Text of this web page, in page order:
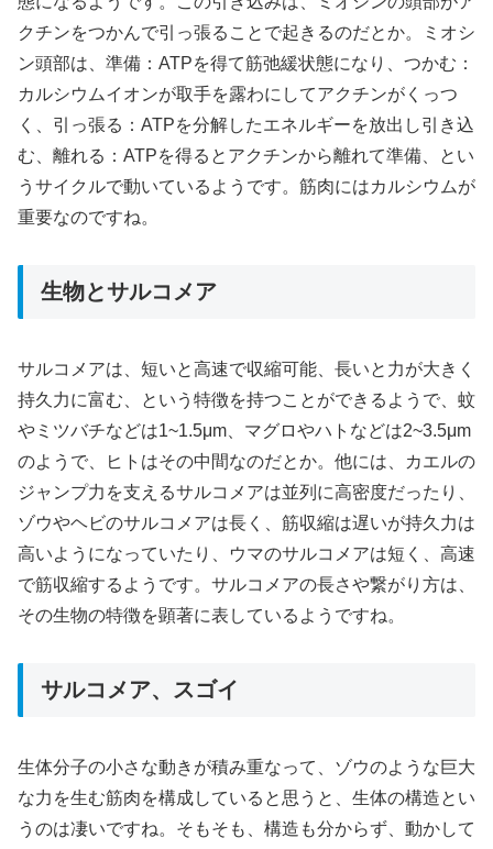
クチンをつかんで引っ張ることで起きるのだとか。ミオシ
ン頭部は、準備：ATPを得て筋弛緩状態になり、つかむ：
カルシウムイオンが取手を露わにしてアクチンがくっつ
く、引っ張る：ATPを分解したエネルギーを放出し引き込
む、離れる：ATPを得るとアクチンから離れて準備、とい
うサイクルで動いているようです。筋肉にはカルシウムが
重要なのですね。
生物とサルコメア
サルコメアは、短いと高速で収縮可能、長いと力が大きく
持久力に富む、という特徴を持つことができるようで、蚊
やミツバチなどは1~1.5μm、マグロやハトなどは2~3.5μm
のようで、ヒトはその中間なのだとか。他には、カエルの
ジャンプ力を支えるサルコメアは並列に高密度だったり、
ゾウやヘビのサルコメアは長く、筋収縮は遅いが持久力は
高いようになっていたり、ウマのサルコメアは短く、高速
で筋収縮するようです。サルコメアの長さや繋がり方は、
その生物の特徴を顕著に表しているようですね。
サルコメア、スゴイ
生体分子の小さな動きが積み重なって、ゾウのような巨大
な力を生む筋肉を構成していると思うと、生体の構造とい
うのは凄いですね。そもそも、構造も分からず、動かして